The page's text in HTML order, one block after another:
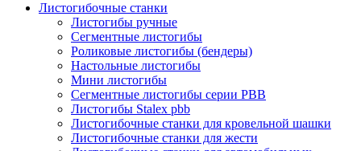
Листогибочные станки
Листогибы ручные
Сегментные листогибы
Роликовые листогибы (бендеры)
Настольные листогибы
Мини листогибы
Сегментные листогибы серии PBB
Листогибы Stalex pbb
Листогибочные станки для кровельной шашки
Листогибочные станки для жести